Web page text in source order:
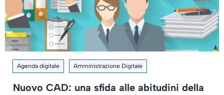
Agenda digitale Amministrazione Digitale
Nuovo CAD: una sfida alle abitudini della